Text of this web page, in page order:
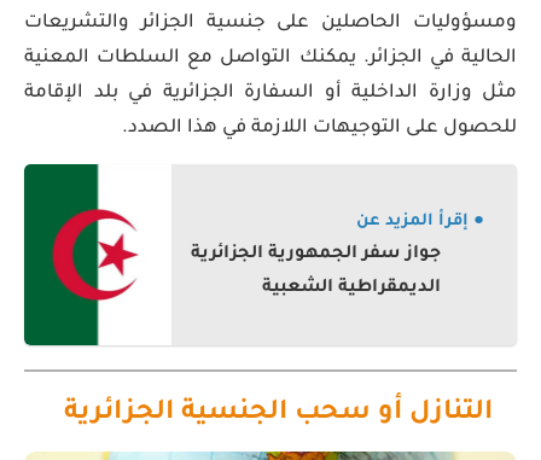
ومسؤوليات الحاصلين على جنسية الجزائر والتشريعات
الحالية في الجزائر. يمكنك التواصل مع السلطات المعنية
مثل وزارة الداخلية أو السفارة الجزائرية في بلد الإقامة
للحصول على التوجيهات اللازمة في هذا الصدد.
● إقرأ المزيد عن
جواز سفر الجمهورية الجزائرية
الديمقراطية الشعبية
التنازل أو سحب الجنسية الجزائرية